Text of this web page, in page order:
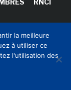
CLIC France /
la meilleure
à utiliser ce
l'utilisation des